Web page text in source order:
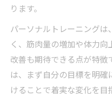
体型変化を叶え
の流れ
停滞期を乗り越
サポート体制が
ります。
パーソナルトレーニング
く、筋肉量の増加や体力
改善も期待できる点が特徴
は、まず自分の目標を明
けることで着実な変化を目